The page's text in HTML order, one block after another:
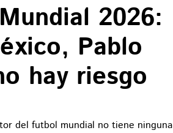
2026:
Pablo
hay riesgo
del futbol mundial no tiene ninguna